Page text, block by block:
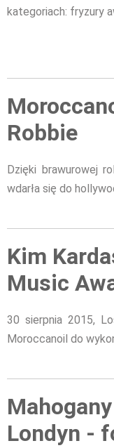
kategoriach: fryzury
Robbie
Dzięki brawurowej
wdarła się do
Kim
Music
30 sierpnia 2015,
Moroccanoil do
Londyn -